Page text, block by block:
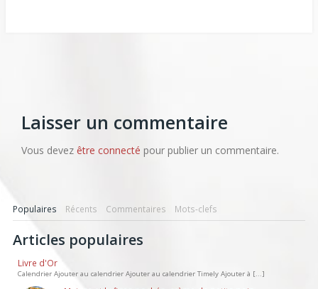
Laisser un commentaire
Vous devez être connecté pour publier un commentaire.
Populaires Récents Commentaires Mots-clefs
Articles populaires
Livre d'Or
Calendrier Ajouter au calendrier Ajouter au calendrier Timely Ajouter à [...]